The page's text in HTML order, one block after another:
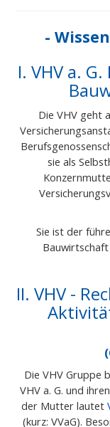
-
I. VHV a.
Die VHV geht
sie als
Sie ist der
II. VHV -
Die VHV Gruppe
VHV a. G. und
der Mutter lautet
(kurz: VVaG).